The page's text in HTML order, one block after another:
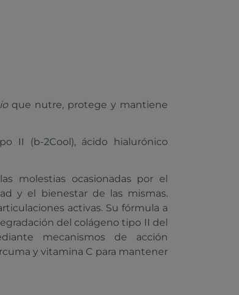
que nutre, protege y mantiene
II (b-2Cool), ácido hialurónico
molestias ocasionadas por el
y el bienestar de las mismas.
activas. Su fórmula a
del colágeno tipo II del
mecanismos de acción
y vitamina C para mantener